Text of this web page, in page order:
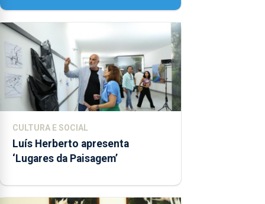
CULTURA E SOCIAL
Luís Herberto apresenta
‘Lugares da Paisagem’